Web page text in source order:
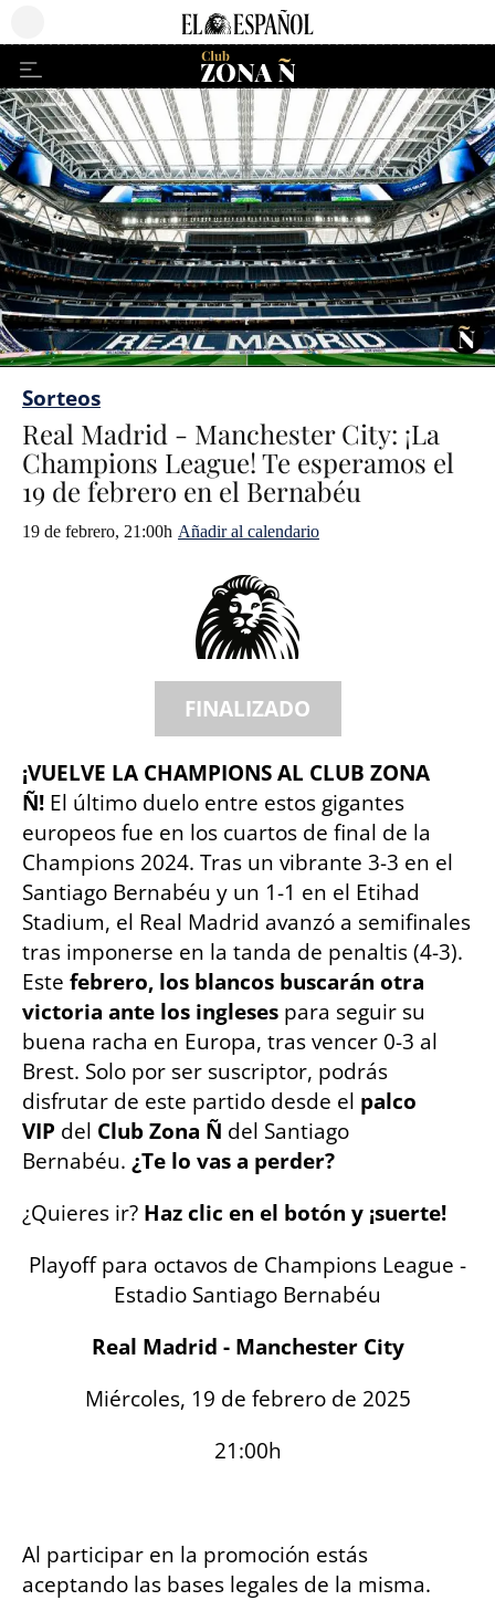
Sorteos
Real Madrid - Manchester City: ¡La
Champions League! Te esperamos el
19 de febrero en el Bernabéu
19 de febrero, 21:00h Añadir al calendario
¡VUELVE LA CHAMPIONS AL CLUB ZONA
Ñ! El último duelo entre estos gigantes
europeos fue en los cuartos de final de la
Champions 2024. Tras un vibrante 3-3 en el
Santiago Bernabéu y un 1-1 en el Etihad
Stadium, el Real Madrid avanzó a semifinales
tras imponerse en la tanda de penaltis (4-3).
Este febrero, los blancos buscarán otra
victoria ante los ingleses para seguir su
buena racha en Europa, tras vencer 0-3 al
Brest. Solo por ser suscriptor, podrás
disfrutar de este partido desde el palco
VIP del Club Zona Ñ del Santiago
Bernabéu. ¿Te lo vas a perder?
¿Quieres ir? Haz clic en el botón y ¡suerte!
Playoff para octavos de Champions League -
Estadio Santiago Bernabéu
Real Madrid - Manchester City
Miércoles, 19 de febrero de 2025
21:00h
Al participar en la promoción estás
aceptando las bases legales de la misma.